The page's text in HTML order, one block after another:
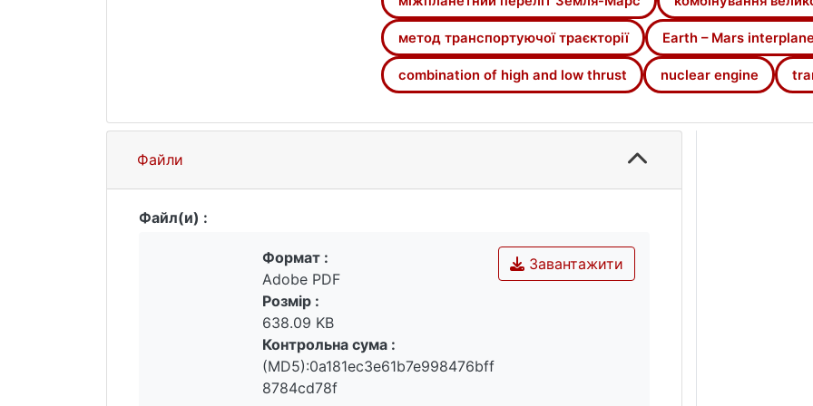
використовується ефективнішою системою малої тяги. Проте виникає питання: за яких
спосіб палива перевершить масу додатково встановленої рушійної системи малої тяги. У
тривалості перельоту, що обмежує зверху інтервал тривалості перельотів, у якому
метод транспортуючої траєкторії Earth – Mars
combination of high and low thrust nuclear engine
Файли
Файл(и) :
Завантажити
Формат :
Adobe PDF
Розмір :
638.09 KB
Контрольна сума :
(MD5):0a181ec3e61b7e998476bff
8784cd78f